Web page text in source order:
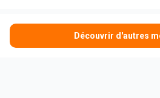
Découvrir d'autres